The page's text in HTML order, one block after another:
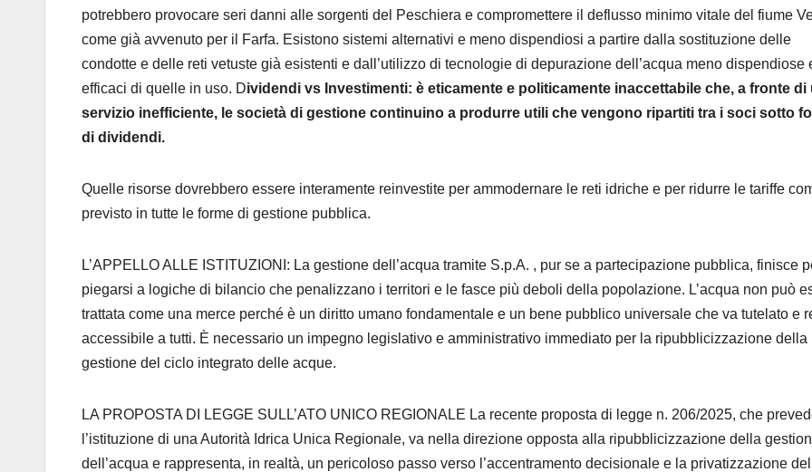
potrebbero provocare seri danni alle sorgenti del Peschiera e compromettere il deflusso minimo vitale del fiume
come già avvenuto per il Farfa. Esistono sistemi alternativi e meno dispendiosi a partire dalla sostituzione delle
condotte e delle reti vetuste già esistenti e dall’utilizzo di tecnologie di depurazione dell’acqua meno dispendiose
efficaci di quelle in uso. Dividendi vs Investimenti: è eticamente e politicamente inaccettabile che, a fronte di
servizio inefficiente, le società di gestione continuino a produrre utili che vengono ripartiti tra i soci sotto
di dividendi.
Quelle risorse dovrebbero essere interamente reinvestite per ammodernare le reti idriche e per ridurre le tariffe
previsto in tutte le forme di gestione pubblica.
L’APPELLO ALLE ISTITUZIONI: La gestione dell’acqua tramite S.p.A. , pur se a partecipazione pubblica, finisce
piegarsi a logiche di bilancio che penalizzano i territori e le fasce più deboli della popolazione. L’acqua non può
trattata come una merce perché è un diritto umano fondamentale e un bene pubblico universale che va tutelato e
accessibile a tutti. È necessario un impegno legislativo e amministrativo immediato per la ripubblicizzazione della
gestione del ciclo integrato delle acque.
LA PROPOSTA DI LEGGE SULL’ATO UNICO REGIONALE La recente proposta di legge n. 206/2025, che
l’istituzione di una Autorità Idrica Unica Regionale, va nella direzione opposta alla ripubblicizzazione della
dell’acqua e rappresenta, in realtà, un pericoloso passo verso l’accentramento decisionale e la privatizzazione del